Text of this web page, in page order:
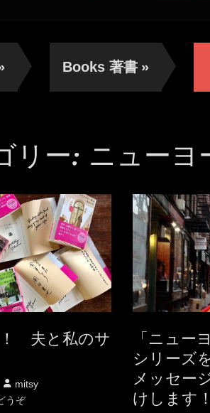
Books 著書 »
リー: ニューヨ
夫と私のサ
投
稿
mitsy
うぞ
「ニュー
シリーズ
メッセー
けします！